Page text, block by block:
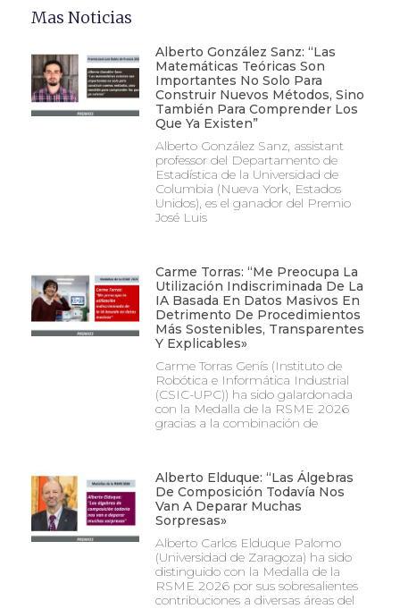
Mas Noticias
Alberto González Sanz: “Las
Matemáticas Teóricas Son
Importantes No Solo Para
Construir Nuevos Métodos, Sino
También Para Comprender Los
Que Ya Existen”
Alberto González Sanz, assistant
professor del Departamento de
Estadística de la Universidad de
Columbia (Nueva York, Estados
Unidos), es el ganador del Premio
José Luis
Carme Torras: “Me Preocupa La
Utilización Indiscriminada De La
IA Basada En Datos Masivos En
Detrimento De Procedimientos
Más Sostenibles, Transparentes
Y Explicables»
Carme Torras Genís (Instituto de
Robótica e Informática Industrial
(CSIC-UPC)) ha sido galardonada
con la Medalla de la RSME 2026
gracias a la combinación de
Alberto Elduque: “Las Álgebras
De Composición Todavía Nos
Van A Deparar Muchas
Sorpresas»
Alberto Carlos Elduque Palomo
(Universidad de Zaragoza) ha sido
distinguido con la Medalla de la
RSME 2026 por sus sobresalientes
contribuciones a diversas áreas del